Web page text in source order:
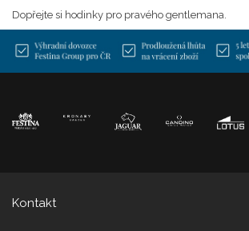
Dopřejte si hodinky pro pravého gentlemana.
Kontakt